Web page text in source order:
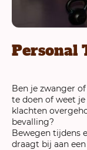
Personal
Ben je zwanger
te doen of weet
klachten
bevalling?
Bewegen tijdens
draagt bij aan